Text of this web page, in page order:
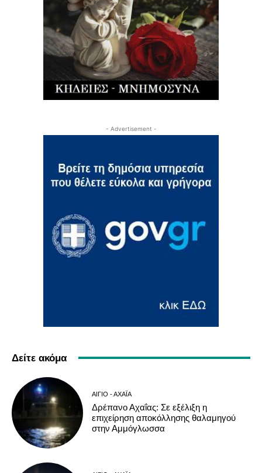
- Advertisement -
Δείτε ακόμα
ΑΊΓΙΟ - ΑΧΑΪ́Α
Δρέπανο Αχαΐας: Σε εξέλιξη η
επιχείρηση αποκόλλησης θαλαμηγού
στην Αμμόγλωσσα